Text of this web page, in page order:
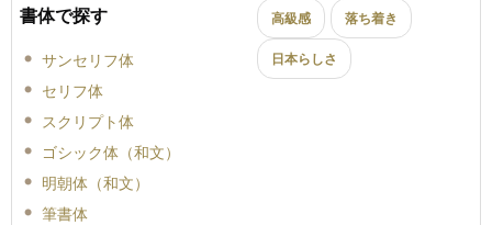
書体で探す
サンセリフ体
セリフ体
スクリプト体
ゴシック体（和文）
明朝体（和文）
筆書体
高級感 落ち着き
日本らしさ